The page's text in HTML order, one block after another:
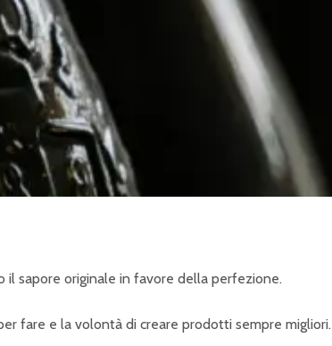
il sapore originale in favore della perfezione.
fare e la volontà di creare prodotti sempre migliori.